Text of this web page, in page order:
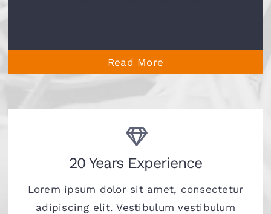
Read More
20 Years Experience
Lorem ipsum dolor sit amet, consectetur
adipiscing elit. Vestibulum vestibulum